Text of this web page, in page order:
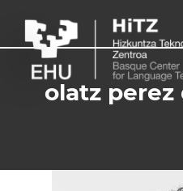
olatz perez